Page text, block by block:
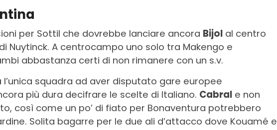
per Sottil che dovrebbe lanciare ancora Bijol al centro
Nuytinck. A centrocampo uno solo tra Makengo e
abbastanza certi di non rimanere con un s.v.
l’unica squadra ad aver disputato gare europee
più dura decifrare le scelte di Italiano. Cabral e non
così come un po’ di fiato per Bonaventura potrebbero
Solita bagarre per le due ali d’attacco dove Kouamé e